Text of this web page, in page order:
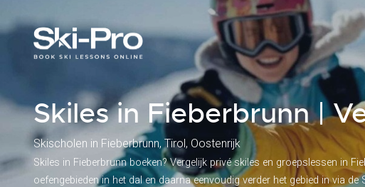
Skiles in Fieberbrunn |
Skischolen in Fieberbrunn, Tirol, Oostenrijk
Skiles in Fieberbrunn boeken? Vergelijk privé skiles en groepslessen in
oefengebieden in het dal en daarna eenvoudig verder het gebied in via de